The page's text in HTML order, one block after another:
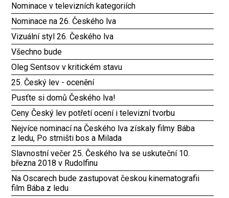
Nominace v televizních kategoriích
Nominace na 26. Českého lva
Vizuální styl 26. Českého lva
Všechno bude
Oleg Sentsov v kritickém stavu
25. Český lev - ocenění
Pusťte si domů Českého lva!
Ceny Český lev potřetí ocení i televizní tvorbu
Nejvíce nominací na Českého lva získaly filmy Bába
z ledu, Po strništi bos a Milada
Slavnostní večer 25. Českého lva se uskuteční 10.
března 2018 v Rudolfinu
Na Oscarech bude zastupovat českou kinematografii
film Bába z ledu